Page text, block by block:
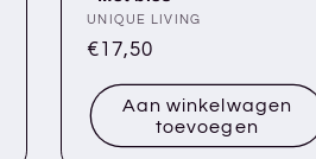
Verkoper:
UNIQUE LIVING
Normale
€17,50
Aan winkelwagen
toevoegen